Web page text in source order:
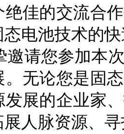
绝佳的交流合
电池技术的
您参加本次
无论您是固
发展的企业家
人脉资源、